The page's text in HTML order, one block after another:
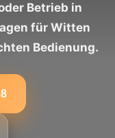
Betrieb in
für Witten
Bedienung.